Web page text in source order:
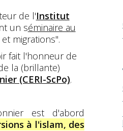
de l'Institut
un séminaire au
migrations".
fait l'honneur de
la (brillante)
(CERI-ScPo).
est d'abord
à l'islam, des